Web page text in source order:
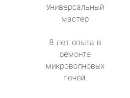
Универсальный
мастер
8 лет опыта в
ремонте
микроволновых
печей.